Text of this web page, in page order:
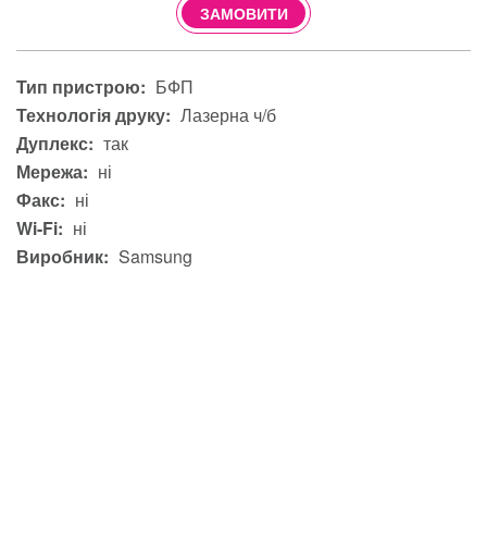
ЗАМОВИТИ
Тип пристрою: БФП
Технологія друку: Лазерна ч/б
Дуплекс: так
Мережа: ні
Факс: ні
Wi-Fi: ні
Виробник: Samsung